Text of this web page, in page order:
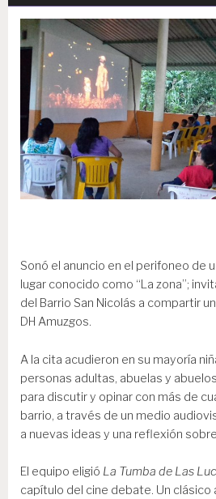
Sonó el anuncio en el perifoneo de
lugar conocido como “La zona”;
del Barrio San Nicolás a compartir
DH Amuzgos.
A la cita acudieron en su mayoría
personas adultas, abuelas y
para discutir y opinar con más de
barrio, a través de un medio
a nuevas ideas y una reflexión
El equipo eligió La Tumba de Las
capítulo del cine debate. Un clásico